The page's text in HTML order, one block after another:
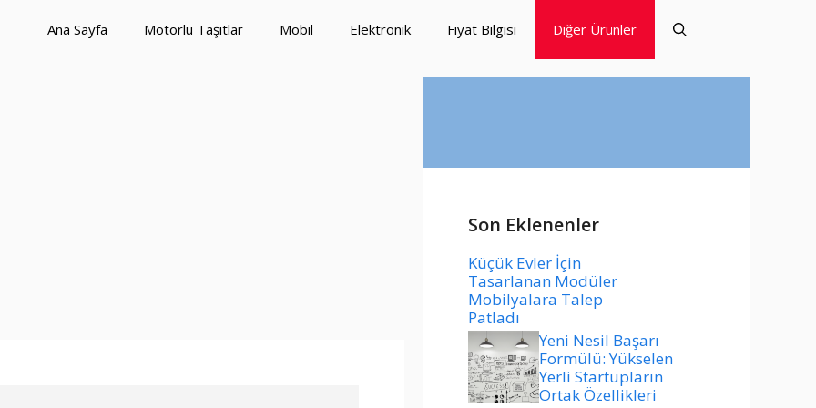
Ana Sayfa Motorlu Taşıtlar Mobil Elektronik Fiyat Bilgisi Diğer Ürünler
Son Eklenenler
Küçük Evler İçin
Tasarlanan Modüler
Mobilyalara Talep
Patladı
Yeni Nesil Başarı
Formülü: Yükselen
Yerli Startupların
Ortak Özellikleri